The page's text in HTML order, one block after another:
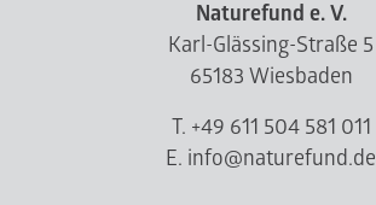
Naturefund e. V.
Karl-Glässing-Straße 5
65183 Wiesbaden
T. +49 611 504 581 011
E. info@naturefund.de